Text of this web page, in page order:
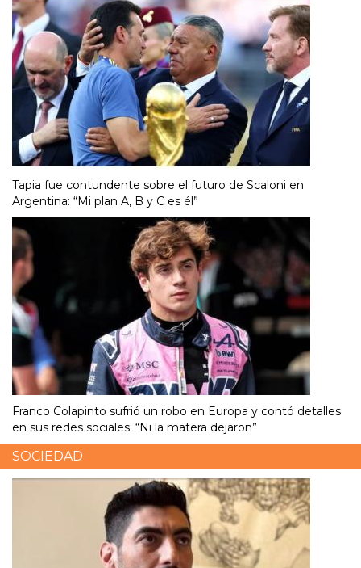
Tapia fue contundente sobre el futuro de Scaloni en
Argentina: “Mi plan A, B y C es él”
Franco Colapinto sufrió un robo en Europa y contó detalles
en sus redes sociales: “Ni la matera dejaron”
SOCIEDAD